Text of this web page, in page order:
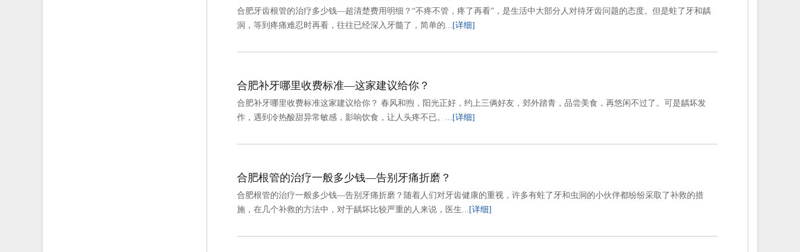
合肥牙齿根管的治疗多少钱—超清楚费用明细？“不疼不管，疼了再看”，是生活中大部分人对待牙齿问题的态度。但是蛀了牙和龋
洞，等到疼痛难忍时再看，往往已经深入牙髓了，简单的... [详细]
合肥补牙哪里收费标准—这家建议给你？
合肥补牙哪里收费标准这家建议给你？ 春风和煦，阳光正好，约上三俩好友，郊外踏青，品尝美食，再悠闲不过了。可是龋坏发
作，遇到冷热酸甜异常敏感，影响饮食，让人头疼不已。... [详细]
合肥根管的治疗一般多少钱—告别牙痛折磨？
合肥根管的治疗一般多少钱—告别牙痛折磨？随着人们对牙齿健康的重视，许多有蛀了牙和虫洞的小伙伴都纷纷采取了补救的措
施，在几个补救的方法中，对于龋坏比较严重的人来说，医生... [详细]